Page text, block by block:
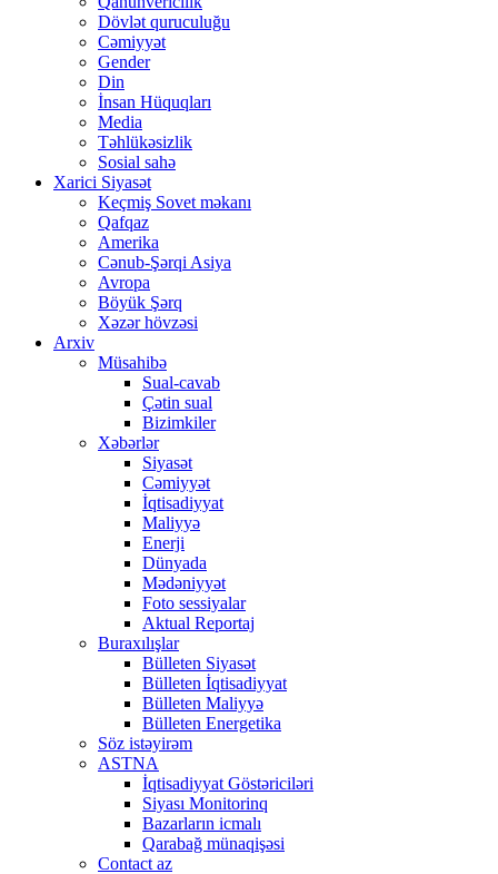
Dövlət quruculuğu
Cəmiyyət
Gender
Din
İnsan Hüquqları
Media
Təhlükəsizlik
Sosial sahə
Xarici Siyasət
Keçmiş Sovet məkanı
Qafqaz
Amerika
Cənub-Şərqi Asiya
Avropa
Böyük Şərq
Xəzər hövzəsi
Arxiv
Müsahibə
Sual-cavab
Çətin sual
Bizimkiler
Xəbərlər
Siyasət
Cəmiyyət
İqtisadiyyat
Maliyyə
Enerji
Dünyada
Mədəniyyət
Foto sessiyalar
Aktual Reportaj
Buraxılışlar
Bülleten Siyasət
Bülleten İqtisadiyyat
Bülleten Maliyyə
Bülleten Energetika
Söz istəyirəm
ASTNA
İqtisadiyyat Göstəriciləri
Siyası Monitorinq
Bazarların icmalı
Qarabağ münaqişəsi
Contact az